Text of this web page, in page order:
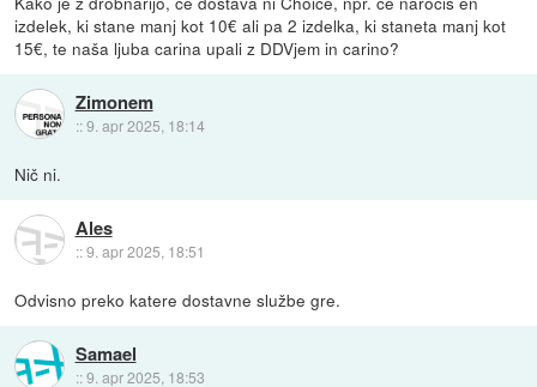
izdelek, ki stane manj kot 10€ ali pa 2 izdelka, ki staneta manj kot
15€, te naša ljuba carina upali z DDVjem in carino?
Zimonem
::9. apr 2025, 18:14
Nič ni.
Ales
::9. apr 2025, 18:51
Odvisno preko katere dostavne službe gre.
Samael
::9. apr 2025, 18:53